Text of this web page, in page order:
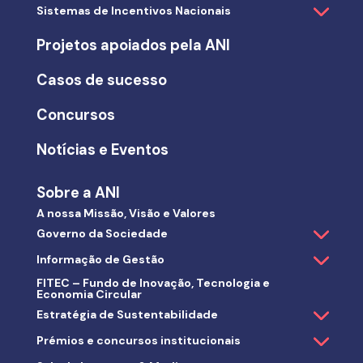
Sistemas de Incentivos Nacionais
Projetos apoiados pela ANI
Casos de sucesso
Concursos
Notícias e Eventos
Sobre a ANI
A nossa Missão, Visão e Valores
Governo da Sociedade
Informação de Gestão
FITEC – Fundo de Inovação, Tecnologia e
Economia Circular
Estratégia de Sustentabilidade
Prémios e concursos institucionais